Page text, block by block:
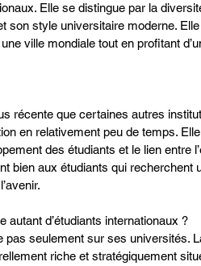
Elle se distingue par la
son style universitaire moderne.
ville mondiale tout en profitant
récente que certaines autres
en relativement peu de temps.
des étudiants et le lien entre
bien aux étudiants qui recherchent
autant d’étudiants internationaux ?
pas seulement sur ses universités.
riche et stratégiquement